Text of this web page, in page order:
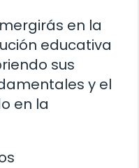
en la
educativa
sus
y el
en la